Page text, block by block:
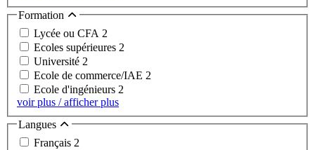
Formation
Lycée ou CFA 2
Ecoles supérieures 2
Université 2
Ecole de commerce/IAE 2
Ecole d'ingénieurs 2
voir plus / afficher plus
Langues
Français 2